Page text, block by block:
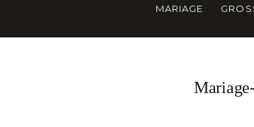
MARIAGE